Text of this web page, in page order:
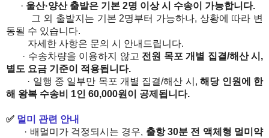
· 울산·양산 출발은 기본 2명 이상 시 수송이 가능합니다.
그 외 출발지는 기본 2명부터 가능하나, 상황에 따라 변
동될 수 있습니다.
자세한 사항은 문의 시 안내드립니다.
· 수송차량을 이용하지 않고 전원 목포 개별 집결/해산 시,
별도 요금 기준이 적용됩니다.
· 일행 중 일부만 목포 개별 집결/해산 시,해당 인원에 한
해 왕복 수송비 1인 60,000원이 공제됩니다.
✅ 멀미 관련 안내
· 배멀미가 걱정되시는 경우, 출항 30분 전 액체형 멀미약